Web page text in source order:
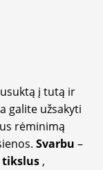
į tutą ir
galite užsakyti
rėminimą
Svarbu –
tikslus,